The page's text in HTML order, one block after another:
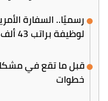
رسميًا.. السفارة
لوظيفة براتب 43 ألف جنيه شهريًا
خطوات